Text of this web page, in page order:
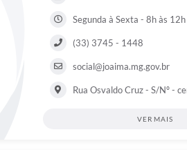
Segunda à Sexta - 8h às
(33) 3745 - 1448
social@joaima.mg.gov.br
Rua Osvaldo Cruz - S/Nº -
VER MAIS